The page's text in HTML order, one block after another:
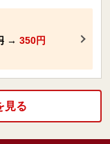
→ 350円
見る